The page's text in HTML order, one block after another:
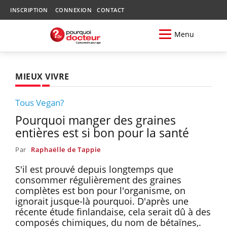
INSCRIPTION CONNEXION CONTACT
Menu
MIEUX VIVRE
Tous Vegan?
Pourquoi manger des graines
entières est si bon pour la santé
Par Raphaëlle de Tappie
S'il est prouvé depuis longtemps que
consommer régulièrement des graines
complètes est bon pour l'organisme, on
ignorait jusque-là pourquoi. D'après une
récente étude finlandaise, cela serait dû à des
composés chimiques, du nom de bétaïnes,.